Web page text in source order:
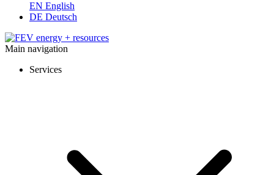
EN English
DE Deutsch
Main navigation
Services